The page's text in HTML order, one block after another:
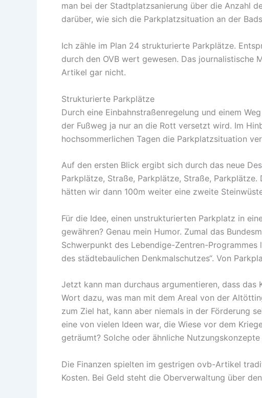
man bei der Stadtplatzsanierung über die Anzahl
darüber, wie sich die Parkplatzsituation an der
Ich zähle im Plan 24 strukturierte Parkplätze.
durch den OVB wert gewesen. Das
Artikel gar nicht.
Strukturierte Parkplätze
Durch eine Einbahnstraßenregelung und einem
der Fußweg ja nur an die Rott versetzt wird. Im
hochsommerlichen Tagen die Parkplatzsituation
Auf den ersten Blick ergibt sich durch das neue
Parkplätze, Straße, Parkplätze, Straße,
hätten wir dann 100m weiter eine zweite
Für die Idee, einen unstrukturierten Parkplatz in
gewähren? Genau mein Humor. Zumal das
Schwerpunkt des Lebendige-Zentren-
des städtebaulichen Denkmalschutzes“. Von
Jetzt kann man durchaus argumentieren, dass
Wort dazu, was man mit dem Areal von der
zum Ziel hat, kann aber niemals in der Förderung
eine von vielen Ideen war, die Wiese vor dem
geträumt? Solche oder ähnliche
Die Finanzen spielten im gestrigen ovb-Artikel
Kosten. Bei Geld steht die Oberverwaltung über